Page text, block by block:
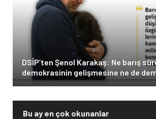
DSİP’ten Şenol Karakaş: Ne barış
demokrasinin gelişmesine ne de
adımlar barış sürecinin nihayete
Bu ay en çok okunanlar